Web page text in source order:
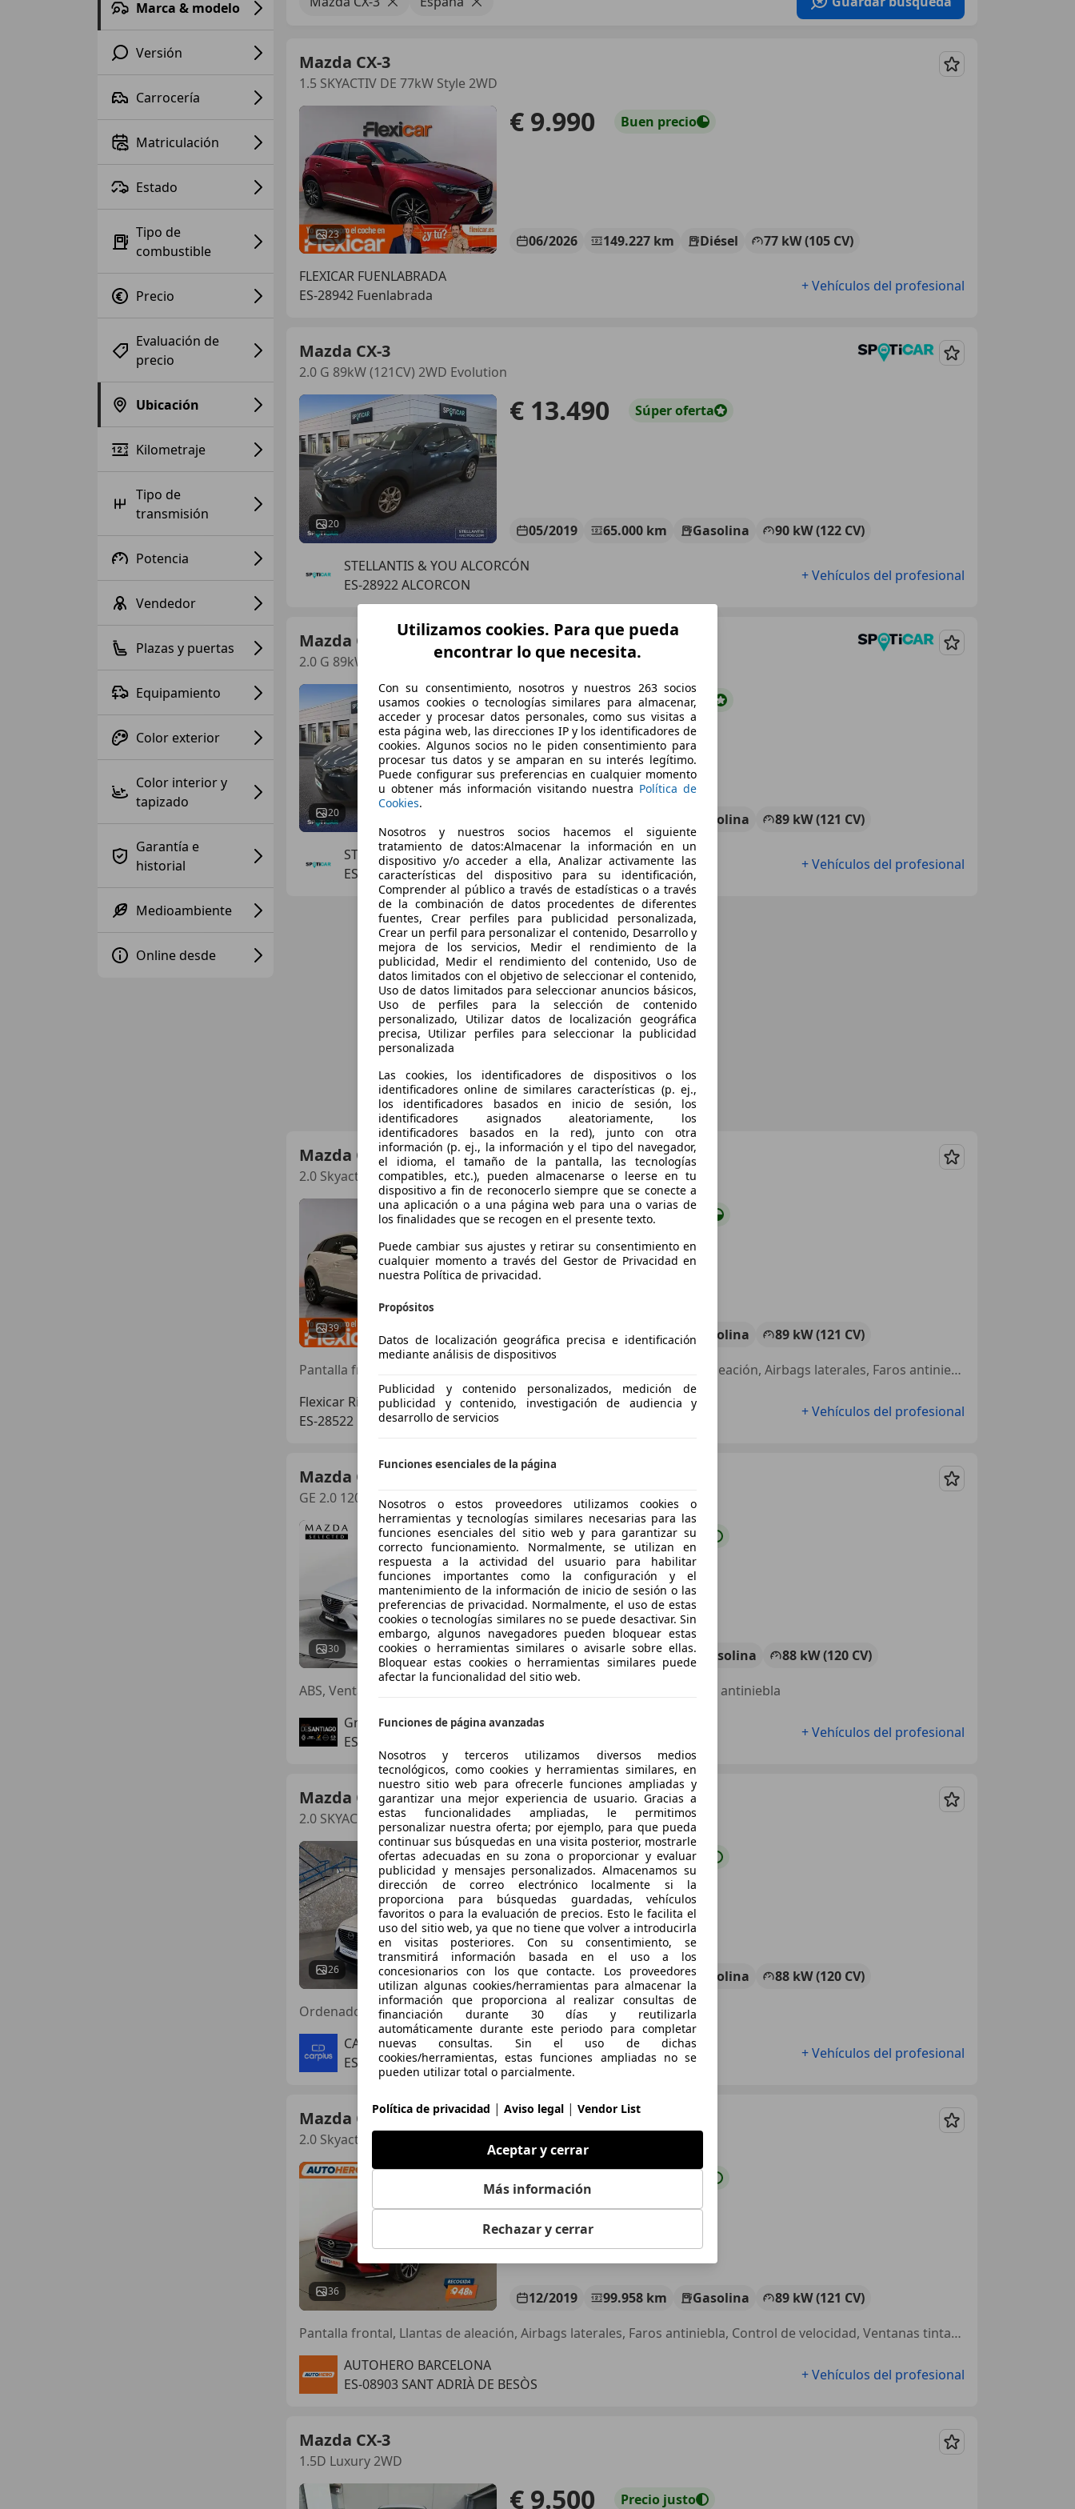
Marca & modelo
Versión
Carrocería
Matriculación
Estado
Tipo de
combustible
Precio
Evaluación de
precio
Ubicación
Kilometraje
Tipo de
transmisión
Potencia
Vendedor
Plazas y puertas
Equipamiento
Color exterior
Color interior y
tapizado
Garantía e
historial
Medioambiente
Online desde
Mazda CX-3
1.5 SKYACTIV DE 77kW Style 2WD
Guardar
23
€ 9.990 Buen precio
06/2026 149.227 km Diésel
77 kW (105 CV)
FLEXICAR FUENLABRADA
ES-28942 Fuenlabrada
+ Vehículos del profesional
Mazda CX-3
2.0 G 89kW (121CV) 2WD Evolution
Guardar
20
€ 13.490 Súperoferta
05/2019 65.000 km Gasolina
90 kW (122 CV)
STELLANTIS & YOU ALCORCÓN
ES-28922 ALCORCON
+ Vehículos del profesional
Mazda CX-3
2.0 G 89kW (121CV) 2WD Evolution
Guardar
20
€ 13.490 Súperoferta
Gasolina
89 kW (121 CV)
STELLANTIS &YOU MADRID - Dr. Esquerdo
ES-28031 MADRID
+ Vehículos del profesional
Mazda CX-3
2.0 Skyactiv-G Zenith 2WD Aut. 89kW
Guardar
39
€ 15.490 Buen precio
03/2019 56.550 km Gasolina
89 kW (121 CV)
Pantalla frontal, Control de distancia, Ventanas tintadas, Llantas de aleación, Airbags laterales, Faros antiniebla, Climatizador automático, ABS
Flexicar Rivas - Centro
ES-28522 Rivas Vaciamadrid
+ Vehículos del profesional
Mazda CX-3
GE 2.0 120CV 2WD MT LUXURY
Guardar
30
€ 13.500 Precio justo
09/2016 116.700 km Gasolina
88 kW (120 CV)
ABS, Ventanas tintadas, Airbags laterales, Control de velocidad, Faros antiniebla
Grupo de Santiago Automoción
ES-09007 BURGOS
+ Vehículos del profesional
Mazda CX-3
2.0 SKYACTIV GE 88kW Luxury 2WD
Guardar
26
€ 14.490 Precio justo
03/2018 93.000 km Gasolina
88 kW (120 CV)
Ordenador
CARPLUS MALAGA
ES-29004 MALAGA
+ Vehículos del profesional
Mazda CX-3
2.0 Skyactiv-G Zenith 2WD 89kW
Guardar
36
€ 15.428
12/2019 99.958 km Gasolina
89 kW (121 CV)
Pantalla frontal, Llantas de aleación, Airbags laterales, Faros antiniebla, Control de velocidad, Ventanas tintadas, Climatizador automático, ABS
AUTOHERO BARCELONA
ES-08903 SANT ADRIÀ DE BESÒS
+ Vehículos del profesional
Mazda CX-3
1.5D Luxury 2WD
Guardar
€ 9.500 Precio justo
Utilizamos cookies. Para que pueda
encontrar lo que necesita.
Con su consentimiento, nosotros y nuestros 263 socios
usamos cookies o tecnologías similares para almacenar,
acceder y procesar datos personales, como sus visitas a
esta página web, las direcciones IP y los identificadores de
cookies. Algunos socios no le piden consentimiento para
procesar tus datos y se amparan en su interés legítimo.
Puede configurar sus preferencias en cualquier momento
u obtener más información visitando nuestra Política de
Cookies.
Nosotros y nuestros socios hacemos el siguiente
tratamiento de datos:Almacenar la información en un
dispositivo y/o acceder a ella, Analizar activamente las
características del dispositivo para su identificación,
Comprender al público a través de estadísticas o a través
de la combinación de datos procedentes de diferentes
fuentes, Crear perfiles para publicidad personalizada,
Crear un perfil para personalizar el contenido, Desarrollo y
mejora de los servicios, Medir el rendimiento de la
publicidad, Medir el rendimiento del contenido, Uso de
datos limitados con el objetivo de seleccionar el contenido,
Uso de datos limitados para seleccionar anuncios básicos,
Uso de perfiles para la selección de contenido
personalizado, Utilizar datos de localización geográfica
precisa, Utilizar perfiles para seleccionar la publicidad
personalizada
Las cookies, los identificadores de dispositivos o los
identificadores online de similares características (p. ej.,
los identificadores basados en inicio de sesión, los
identificadores asignados aleatoriamente, los
identificadores basados en la red), junto con otra
información (p. ej., la información y el tipo del navegador,
el idioma, el tamaño de la pantalla, las tecnologías
compatibles, etc.), pueden almacenarse o leerse en tu
dispositivo a fin de reconocerlo siempre que se conecte a
una aplicación o a una página web para una o varias de
los finalidades que se recogen en el presente texto.
Puede cambiar sus ajustes y retirar su consentimiento en
cualquier momento a través del Gestor de Privacidad en
nuestra Política de privacidad.
Propósitos
Datos de localización geográfica precisa e identificación
mediante análisis de dispositivos
Publicidad y contenido personalizados, medición de
publicidad y contenido, investigación de audiencia y
desarrollo de servicios
Funciones esenciales de la página
Nosotros o estos proveedores utilizamos cookies o
herramientas y tecnologías similares necesarias para las
funciones esenciales del sitio web y para garantizar su
correcto funcionamiento. Normalmente, se utilizan en
respuesta a la actividad del usuario para habilitar
funciones importantes como la configuración y el
mantenimiento de la información de inicio de sesión o las
preferencias de privacidad. Normalmente, el uso de estas
cookies o tecnologías similares no se puede desactivar. Sin
embargo, algunos navegadores pueden bloquear estas
cookies o herramientas similares o avisarle sobre ellas.
Bloquear estas cookies o herramientas similares puede
afectar la funcionalidad del sitio web.
Funciones de página avanzadas
Nosotros y terceros utilizamos diversos medios
tecnológicos, como cookies y herramientas similares, en
nuestro sitio web para ofrecerle funciones ampliadas y
garantizar una mejor experiencia de usuario. Gracias a
estas funcionalidades ampliadas, le permitimos
personalizar nuestra oferta; por ejemplo, para que pueda
continuar sus búsquedas en una visita posterior, mostrarle
ofertas adecuadas en su zona o proporcionar y evaluar
publicidad y mensajes personalizados. Almacenamos su
dirección de correo electrónico localmente si la
proporciona para búsquedas guardadas, vehículos
favoritos o para la evaluación de precios. Esto le facilita el
uso del sitio web, ya que no tiene que volver a introducirla
en visitas posteriores. Con su consentimiento, se
transmitirá información basada en el uso a los
concesionarios con los que contacte. Los proveedores
utilizan algunas cookies/herramientas para almacenar la
información que proporciona al realizar consultas de
financiación durante 30 días y reutilizarla
automáticamente durante este periodo para completar
nuevas consultas. Sin el uso de dichas
cookies/herramientas, estas funciones ampliadas no se
pueden utilizar total o parcialmente.
Política de privacidad | Aviso legal | Vendor List
Aceptar y cerrar
Más información
Rechazar y cerrar